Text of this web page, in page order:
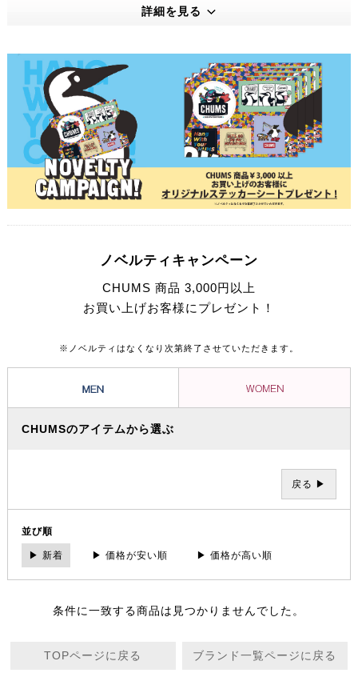
こで彼はサングラスを落とさない方法はないものかと考え、生まれたの
が、「チャムス オリジナルリテイナー」です。 今でも変わらず作り
を追求したものづくりをしています。
詳細を見る
ノベルティキャンペーン
CHUMS 商品 3,000円以上
お買い上げお客様にプレゼント！
※ノベルティはなくなり次第終了させていただきます。
CHUMSのアイテムから選ぶ
戻る ▶
並び順
▶ 新着 ▶ 価格が安い順 ▶ 価格が高い順
条件に一致する商品は見つかりませんでした。
TOPページに戻る ブランド一覧ページに戻る